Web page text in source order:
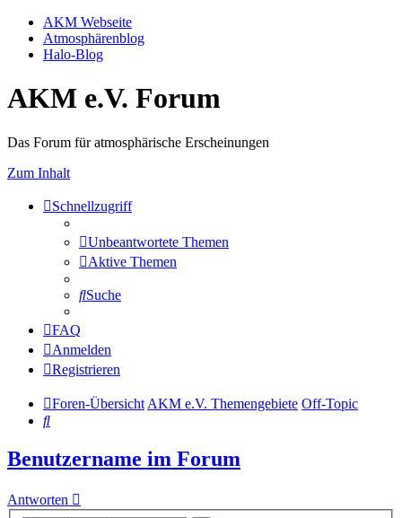
AKM Webseite
Atmosphärenblog
Halo-Blog
AKM e.V. Forum
Das Forum für atmosphärische Erscheinungen
Zum Inhalt
Schnellzugriff
Unbeantwortete Themen
Aktive Themen
Suche
FAQ
Anmelden
Registrieren
Foren-Übersicht AKM e.V. Themengebiete Off-Topic
Suche
Benutzername im Forum
Antworten